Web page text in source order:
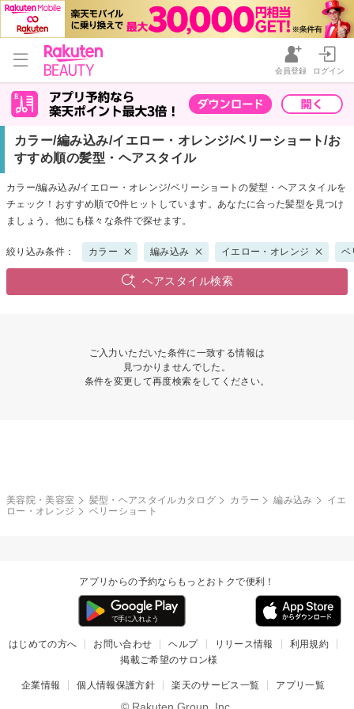
会員登録 ログイン
カラー/編み込み/イエロー・オレンジ/ベリーショート/お
すすめ順の髪型・ヘアスタイル
カラー/編み込み/イエロー・オレンジ/ベリーショートの髪型・ヘアスタイルを
チェック！おすすめ順で0件ヒットしています。あなたに合った髪型を見つけ
ましょう。他にも様々な条件で探せます。
絞り込み条件： カラー 編み込み イエロー・オレンジ ベ
ヘアスタイル検索
ご入力いただいた条件に一致する情報は
見つかりませんでした。
条件を変更して再度検索をしてください。
美容院・美容室 髪型・ヘアスタイルカタログ カラー 編み込み
イエ
ロー・オレンジ
ベリーショート
アプリからの予約ならもっとおトクで便利！
はじめての方へ お問い合わせ ヘルプ リリース情報
利用規約
掲載ご希望のサロン様
企業情報 個人情報保護方針 楽天のサービス一覧 アプリ一覧